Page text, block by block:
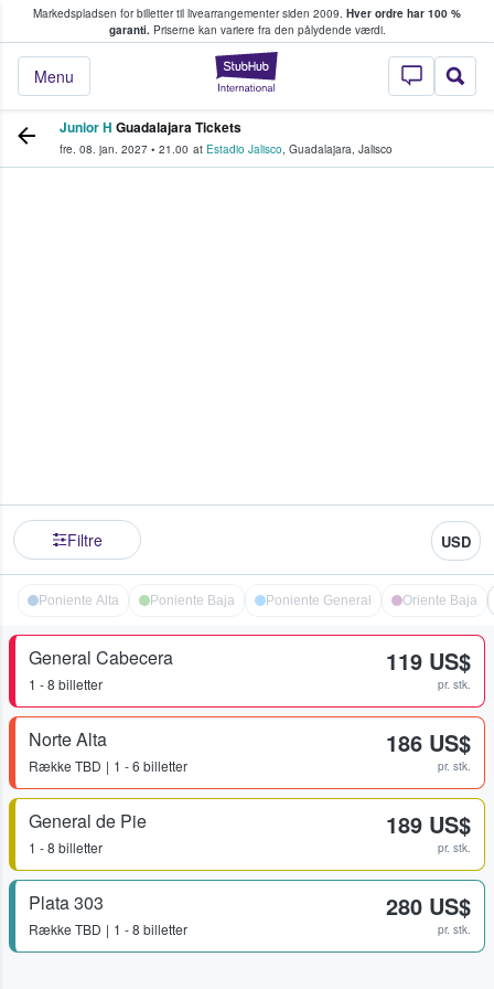
Markedspladsen for billetter til livearrangementer siden 2009. Hver ordre har 100 %
garanti.Priserne kan variere fra den pålydende værdi.
StubHub - Hvor
Menu
køber og sælger billetter
Junior H Guadalajara Tickets
fre. 08. jan. 2027 • 21.00 at Estadio Jalisco, Guadalajara, Jalisco
Filtre USD
Poniente Alta Poniente Baja Poniente General Oriente Baja
General Cabecera
1 - 8 billetter
119 US$
pr. stk.
Norte Alta
Række TBD 1 - 6 billetter
186 US$
pr. stk.
General de Pie
1 - 8 billetter
189 US$
pr. stk.
Plata 303
Række TBD 1 - 8 billetter
280 US$
pr. stk.